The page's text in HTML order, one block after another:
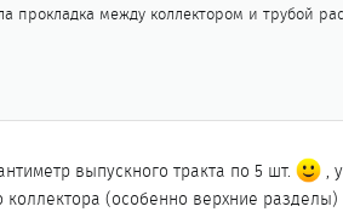
между коллектором и трубой
выпускного тракта по 5 шт.
,
коллектора (особенно верхние